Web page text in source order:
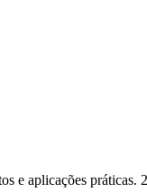
aplicações práticas.